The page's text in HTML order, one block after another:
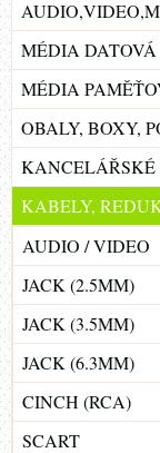
MÉDIA
MÉDIA
OBALY, BOXY,
KANCELÁŘSKÉ
KABELY,
AUDIO / VIDEO
JACK (2.5MM)
JACK (3.5MM)
JACK (6.3MM)
CINCH (RCA)
SCART